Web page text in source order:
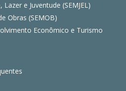
e Juventude (SEMJEL)
Obras (SEMOB)
Econômico e Turismo